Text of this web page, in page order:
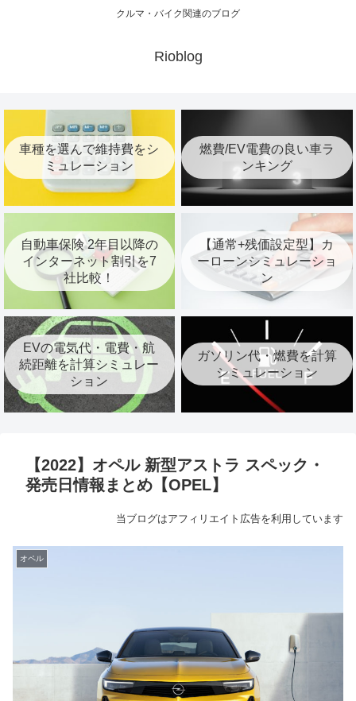
クルマ・バイク関連のブログ
Rioblog
車種を選んで維持費をシ
ミュレーション
燃費/EV電費の良い車ラ
ンキング
自動車保険 2年目以降の
インターネット割引を7
社比較！
【通常+残価設定型】カ
ーローンシミュレーショ
ン
EVの電気代・電費・航
続距離を計算シミュレー
ション
ガソリン代・燃費を計算
シミュレーション
【2022】オペル 新型アストラ スペック・
発売日情報まとめ【OPEL】
当ブログはアフィリエイト広告を利用しています
オペル